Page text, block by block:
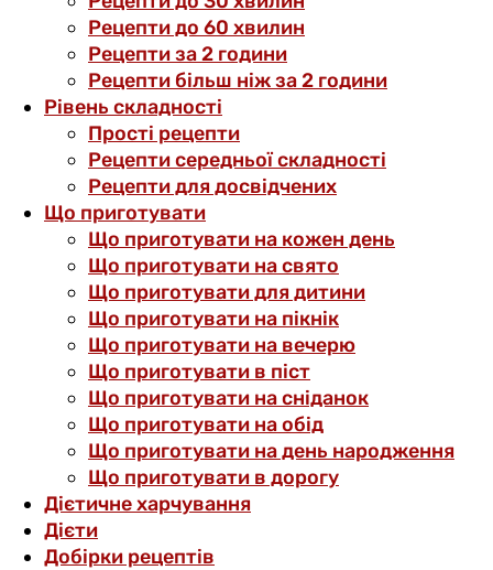
Рецепти до 60 хвилин
Рецепти за 2 години
Рецепти більш ніж за 2 години
Рівень складності
Прості рецепти
Рецепти середньої складності
Рецепти для досвідчених
Що приготувати
Що приготувати на кожен день
Що приготувати на свято
Що приготувати для дитини
Що приготувати на пікнік
Що приготувати на вечерю
Що приготувати в піст
Що приготувати на сніданок
Що приготувати на обід
Що приготувати на день народження
Що приготувати в дорогу
Дієтичне харчування
Дієти
Добірки рецептів